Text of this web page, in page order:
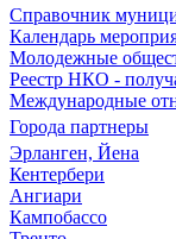
Справочник
Календарь
Молодежные
Реестр НКО -
Международные
Города партнеры
Эрланген, Йена
Кентербери
Ангиари
Кампобассо